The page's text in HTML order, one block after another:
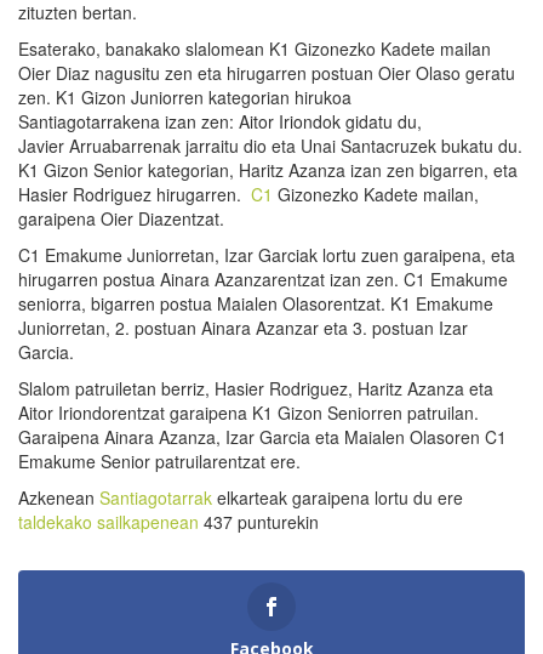
zituzten bertan.
Esaterako, banakako slalomean K1 Gizonezko Kadete mailan
Oier Diaz nagusitu zen eta hirugarren postuan Oier Olaso geratu
zen. K1 Gizon Juniorren kategorian hirukoa
Santiagotarrakena izan zen: Aitor Iriondok gidatu du,
Javier Arruabarrenak jarraitu dio eta Unai Santacruzek bukatu du.
K1 Gizon Senior kategorian, Haritz Azanza izan zen bigarren, eta
Hasier Rodriguez hirugarren. C1 Gizonezko Kadete mailan,
garaipena Oier Diazentzat.
C1 Emakume Juniorretan, Izar Garciak lortu zuen garaipena, eta
hirugarren postua Ainara Azanzarentzat izan zen. C1 Emakume
seniorra, bigarren postua Maialen Olasorentzat. K1 Emakume
Juniorretan, 2. postuan Ainara Azanzar eta 3. postuan Izar
Garcia.
Slalom patruiletan berriz, Hasier Rodriguez, Haritz Azanza eta
Aitor Iriondorentzat garaipena K1 Gizon Seniorren patruilan.
Garaipena Ainara Azanza, Izar Garcia eta Maialen Olasoren C1
Emakume Senior patruilarentzat ere.
Azkenean Santiagotarrak elkarteak garaipena lortu du ere
taldekako sailkapenean 437 punturekin
Facebook